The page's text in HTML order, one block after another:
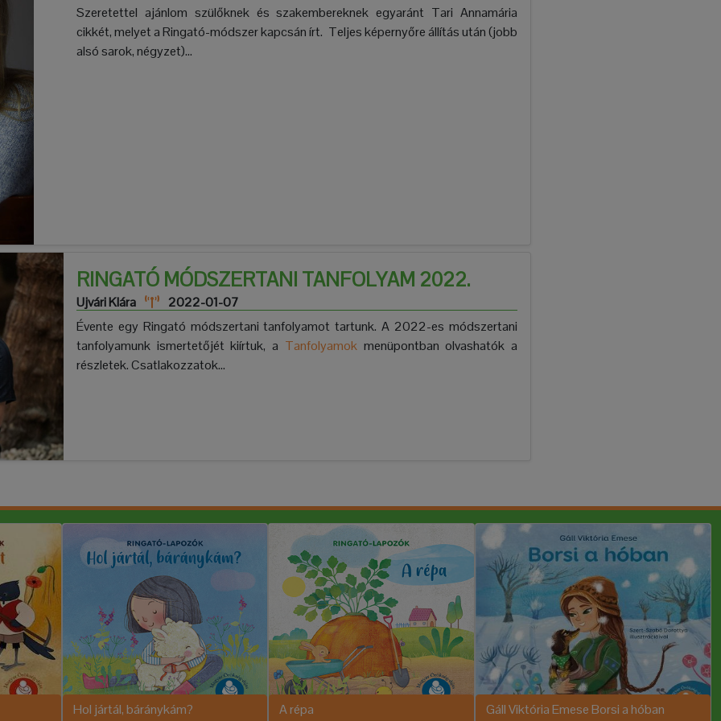
Szeretettel ajánlom szülőknek és szakembereknek egyaránt Tari Annamária
cikkét, melyet a Ringató-módszer kapcsán írt. Teljes képernyőre állítás után (jobb
alsó sarok, négyzet)...
RINGATÓ MÓDSZERTANI TANFOLYAM 2022.
Ujvári Klára
2022-01-07
Évente egy Ringató módszertani tanfolyamot tartunk. A 2022-es módszertani
tanfolyamunk ismertetőjét kiírtuk, a Tanfolyamokmenüpontban olvashatók a
részletek. Csatlakozzatok...
Hol jártál, báránykám? A répa Gáll Viktória Emese Borsi a hóban